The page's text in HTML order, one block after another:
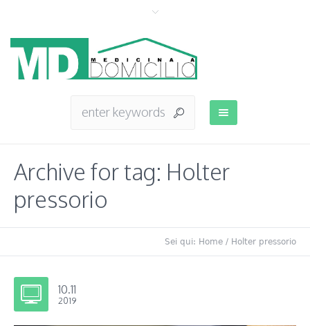
Archive for tag: Holter
pressorio
Sei qui: Home / Holter pressorio
10.11
2019